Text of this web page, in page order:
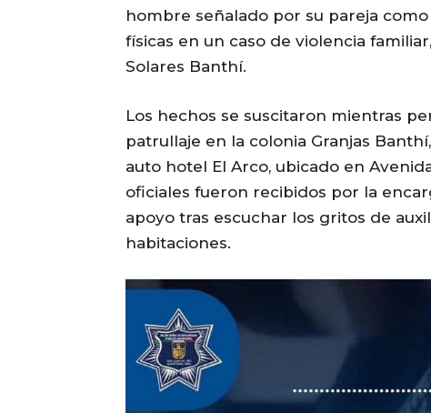
hombre señalado por su pareja
físicas en un caso de violencia
Solares Banthí.
Los hechos se suscitaron mientras
patrullaje en la colonia Granjas
auto hotel El Arco, ubicado en
oficiales fueron recibidos por la
apoyo tras escuchar los gritos de
habitaciones.